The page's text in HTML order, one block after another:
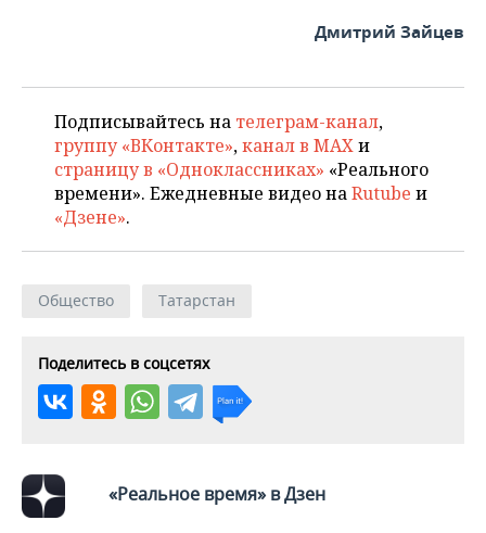
Дмитрий Зайцев
Подписывайтесь на телеграм-канал,
группу «ВКонтакте»,канал в MAXи
страницу в «Одноклассниках» «Реального
времени». Ежедневные видео наRutube и
«Дзене».
Общество Татарстан
Поделитесь в соцсетях
«Реальное время» в Дзен